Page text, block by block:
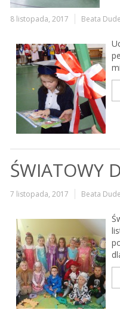
8 listopada, 2017 Beata
ŚWIATOWY
7 listopada, 2017 Beata